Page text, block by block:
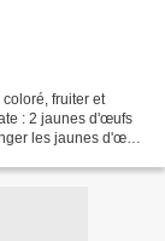
fruiter et
: 2 jaunes d'œufs
les jaunes d'œufs